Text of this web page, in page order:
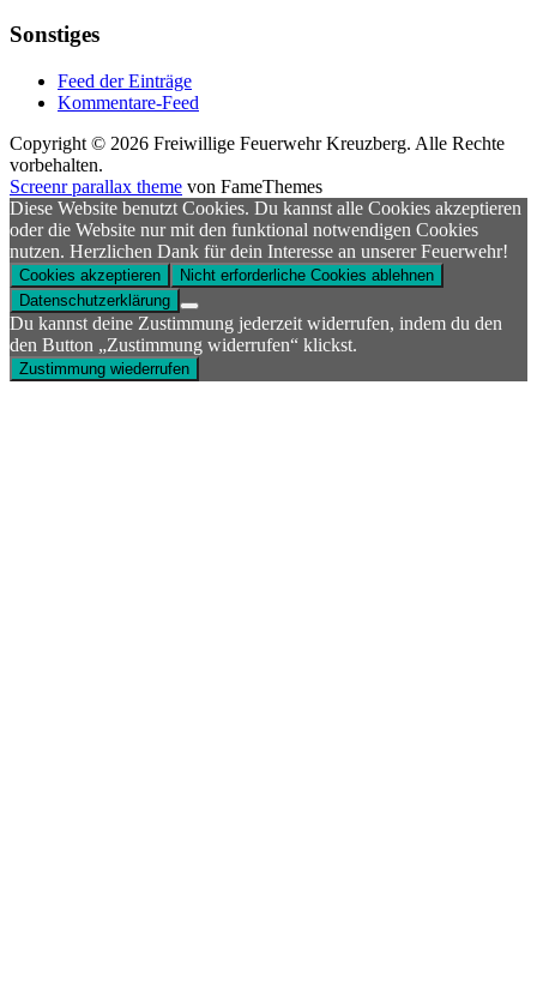
Sonstiges
Feed der Einträge
Kommentare-Feed
Copyright © 2026 Freiwillige Feuerwehr Kreuzberg. Alle Rechte
vorbehalten.
Screenr parallax theme von FameThemes
Diese Website benutzt Cookies. Du kannst alle Cookies akzeptieren
oder die Website nur mit den funktional notwendigen Cookies
nutzen. Herzlichen Dank für dein Interesse an unserer Feuerwehr!
Cookies akzeptieren
Nicht erforderliche Cookies ablehnen
Datenschutzerklärung
Du kannst deine Zustimmung jederzeit widerrufen, indem du den
den Button „Zustimmung widerrufen“ klickst.
Zustimmung wiederrufen